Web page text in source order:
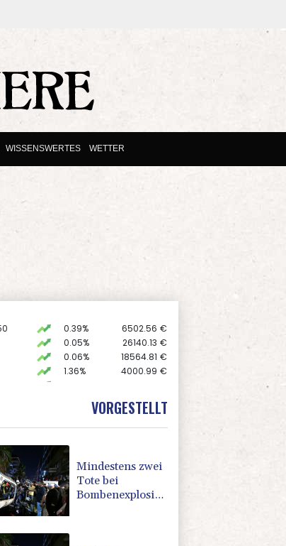
WISSENSWERTES WETTER
0.39% 6502.56 €
0.05% 26140.13 €
0.06% 18564.81 €
1.36% 4000.99 €
4300.1 $
-0.26% 1.1525 $
VORGESTELLT
Mindestens zwei
Tote bei
Bombenexplosion